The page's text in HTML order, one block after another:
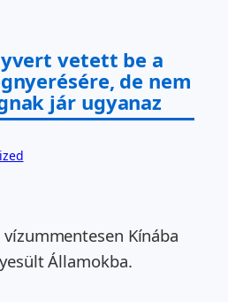
vetett be a
de nem
jár ugyanaz
Kínába
Államokba.